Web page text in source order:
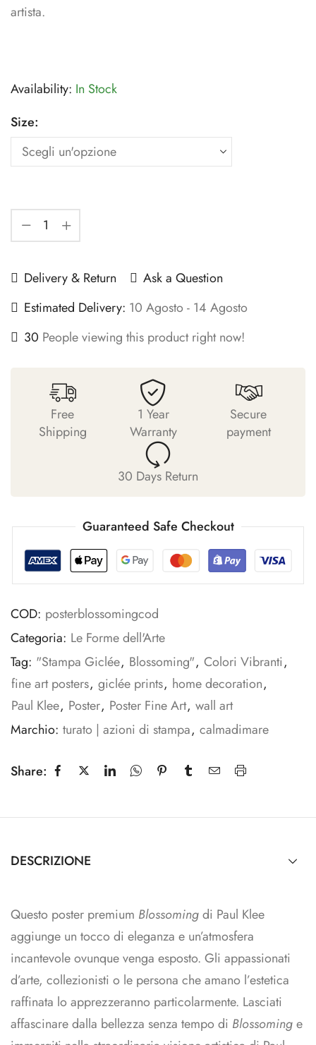
artista.
Availability: In Stock
Size:
Delivery & Return
Ask a Question
Estimated Delivery: 10 Agosto - 14 Agosto
30 People viewing this product right now!
Free
Shipping
1 Year
Warranty
Secure
payment
30 Days Return
Guaranteed Safe Checkout
COD: posterblossomingcod
Categoria: Le Forme dell'Arte
Tag: "Stampa Giclée, Blossoming", Colori Vibranti,
fine art posters, giclée prints, home decoration,
Paul Klee, Poster, Poster Fine Art, wall art
Marchio: turato | azioni di stampa, calmadimare
Share:
DESCRIZIONE
Questo poster premium Blossomingdi Paul Klee
aggiunge un tocco di eleganza e un’atmosfera
incantevole ovunque venga esposto. Gli appassionati
d’arte, collezionisti o le persona che amano l’estetica
raffinata lo apprezzeranno particolarmente. Lasciati
affascinare dalla bellezza senza tempo di Blossominge